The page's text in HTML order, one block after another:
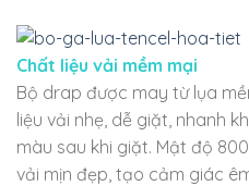
Chất liệu vải mềm mại
Bộ drap được may từ lụa
liệu vải nhẹ, dễ giặt, nhanh
màu sau khi giặt. Mật độ
vải mịn đẹp, tạo cảm giác